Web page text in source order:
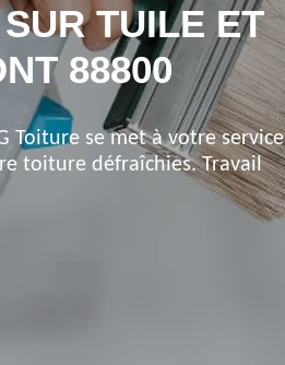
TUILE ET
88800
Toiture se met à votre service
toiture défraîchies. Travail